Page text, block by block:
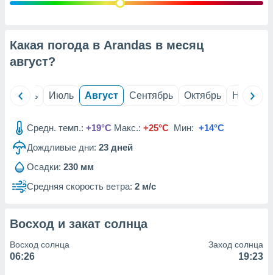
данных
рекламы
сведения
Какая погода в Arandas в месяц
август?
Июнь Июль Август Сентябрь Октябрь Ноябрь
Средн. темп.: +19°C Макс.: +25°C Мин: +14°C
Дождливые дни: 23 дней
Осадки: 230 мм
Средняя скорость ветра: 2 м/с
Восход и закат солнца
Восход солнца
06:26
Заход солнца
19:23